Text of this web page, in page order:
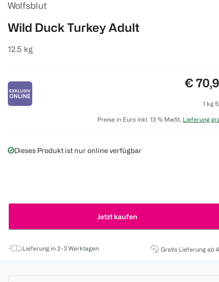
Wolfsblut
Wild Duck Turkey Adult
12.5 kg
Preis:
€
1 kg
Preise in Euro inkl. 13 % MwSt. Lieferung
Dieses Produkt ist nur online verfügbar
Jetzt kaufen
Lieferung in 2-3 Werktagen Gratis Lieferung ab